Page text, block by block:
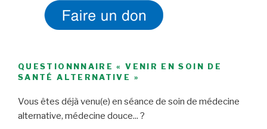
QUESTIONNNAIRE « VENIR EN SOIN DE
SANTÉ ALTERNATIVE »
Vous êtes déjà venu(e) en séance de soin de médecine
alternative, médecine douce... ?